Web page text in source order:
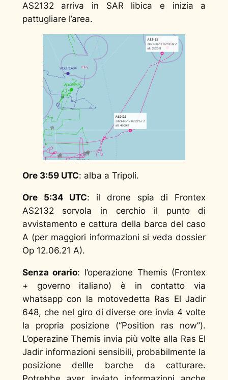
AS2132 arriva in SAR libica e inizia a
pattugliare l’area.
Ore 3:59 UTC: alba a Tripoli.
Ore 5:34 UTC: il drone spia di Frontex
AS2132 sorvola in cerchio il punto di
avvistamento e cattura della barca del caso
A (per maggiori informazioni si veda dossier
Op 12.06.21 A).
Senza orario: l’operazione Themis (Frontex
+ governo italiano) è in contatto via
whatsapp con la motovedetta Ras El Jadir
648, che nel giro di diverse ore invia 4 volte
la propria posizione (“Position ras now”).
L’operazine Themis invia più volte alla Ras El
Jadir informazioni sensibili, probabilmente la
posizione dellle barche da catturare.